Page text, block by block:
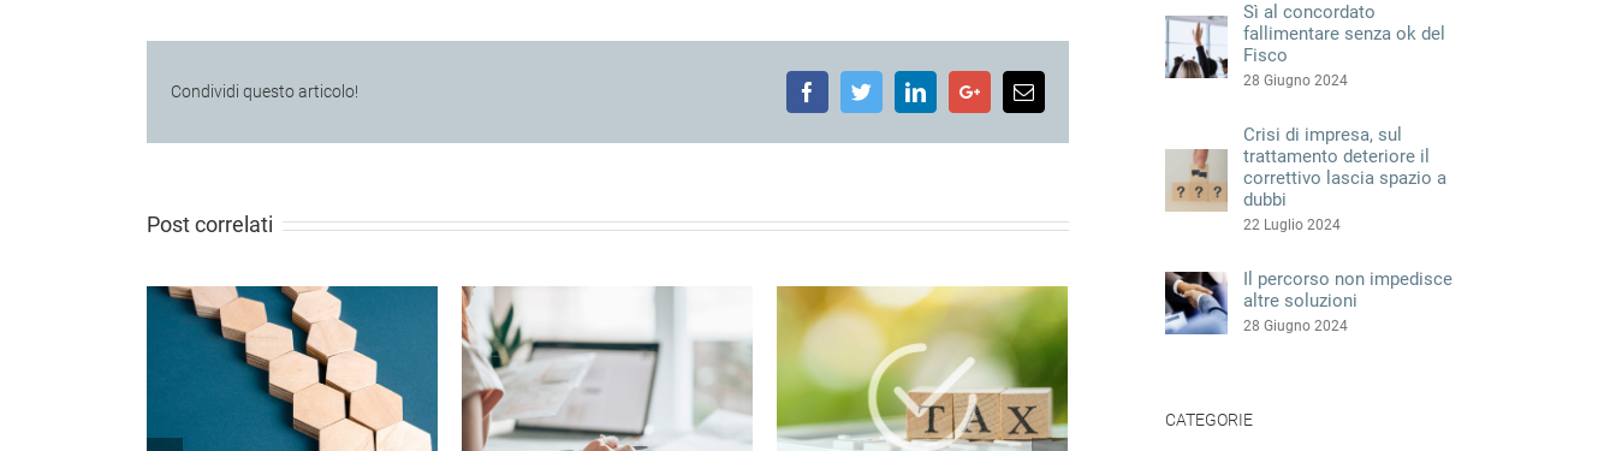
Condividi questo articolo! FacebookTwitterLinkedInGoogle+Email
Post correlati
Sì al concordato
fallimentare senza ok del
Fisco
28 Giugno 2024
Crisi di impresa, sul
trattamento deteriore il
correttivo lascia spazio a
dubbi
22 Luglio 2024
Il percorso non impedisce
altre soluzioni
28 Giugno 2024
CATEGORIE